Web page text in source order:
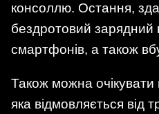
консоллю. Остання,
бездротовий зарядний
смартфонів, а також
Також можна очікувати
яка відмовляється від